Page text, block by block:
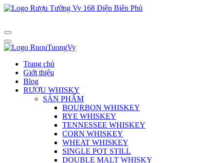
Trang chủ
Giới thiệu
Blog
RƯỢU WHISKY
SẢN PHẨM
BOURBON WHISKEY
RYE WHISKEY
TENNESSEE WHISKEY
CORN WHISKEY
WHEAT WHISKEY
SINGLE POT STILL
DOUBLE MALT WHISKY